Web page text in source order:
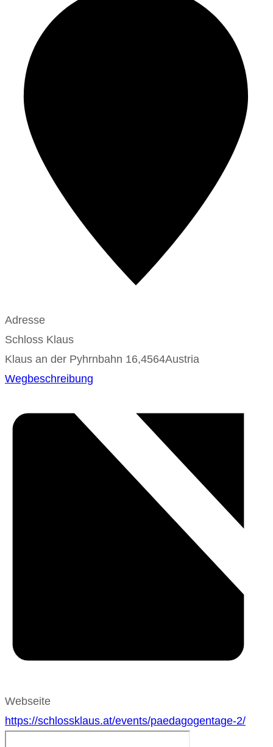
Adresse
Schloss Klaus
Klaus an der Pyhrnbahn 16,4564Austria
Wegbeschreibung
Webseite
https://schlossklaus.at/events/paedagogentage-2/